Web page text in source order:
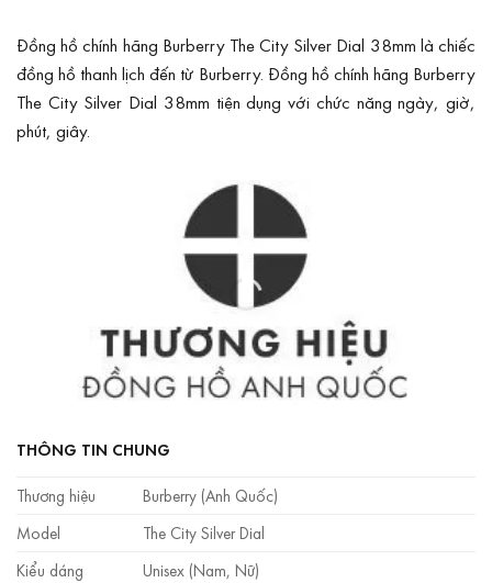
Đồng hồ chính hãng Burberry The City Silver Dial 38mm là chiếc
đồng hồ thanh lịch đến từ Burberry. Đồng hồ chính hãng Burberry
The City Silver Dial 38mm tiện dụng với chức năng ngày, giờ,
phút, giây.
THÔNG TIN CHUNG
Thương hiệu
Burberry (Anh Quốc)
Model
The City Silver Dial
Kiểu dáng
Unisex (Nam, Nữ)